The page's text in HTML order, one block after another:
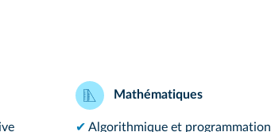
Mathématiques
✔ Algorithmique et programmation